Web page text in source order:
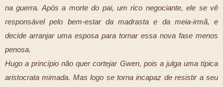
na guerra. Após a morte do pai, um rico negociante, ele se vê
responsável pelo bem-estar da madrasta e da meia-irmã, e
decide arranjar uma esposa para tornar essa nova fase menos
penosa.
Hugo a princípio não quer cortejar Gwen, pois a julga uma típica
aristocrata mimada. Mas logo se torna incapaz de resistir a seu